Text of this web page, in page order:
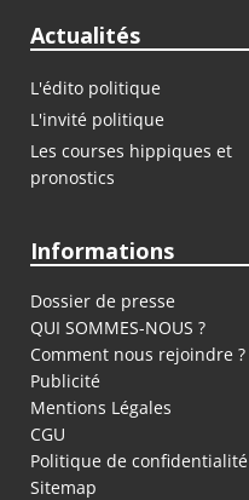
Actualités
L'édito politique
L'invité politique
Les courses hippiques et
pronostics
Informations
Dossier de presse
QUI SOMMES-NOUS ?
Comment nous rejoindre ?
Publicité
Mentions Légales
CGU
Politique de confidentialité
Sitemap